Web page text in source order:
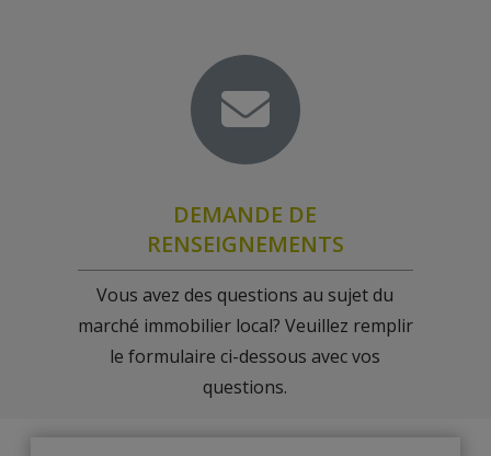
courriel, dès qu'elles seront mises sur le marché.
DEMANDE DE
RENSEIGNEMENTS
Vous avez des questions au sujet du
marché immobilier local? Veuillez remplir
le formulaire ci-dessous avec vos
questions.